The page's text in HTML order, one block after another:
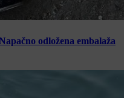
odložena embalaža